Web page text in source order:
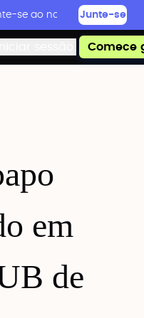
se ao nosso Discord
Junte-se
Comece
em
de